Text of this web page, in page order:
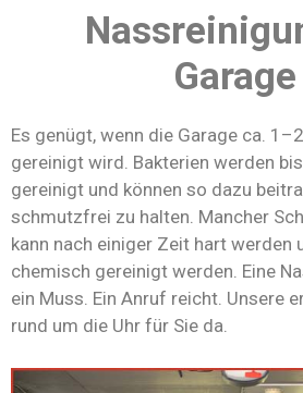
Garage
Es genügt, wenn die Garage ca.
gereinigt wird. Bakterien werden
gereinigt und können so dazu
schmutzfrei zu halten. Mancher
kann nach einiger Zeit hart werden
chemisch gereinigt werden. Eine
ein Muss. Ein Anruf reicht. Unsere
rund um die Uhr für Sie da.